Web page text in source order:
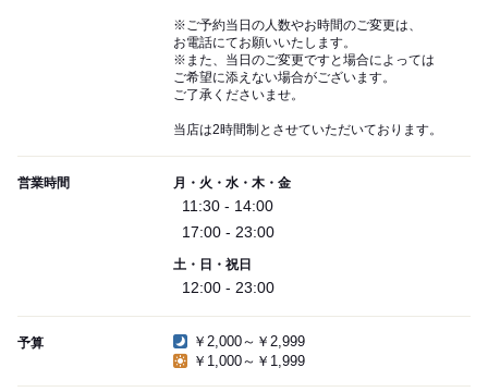
※ご予約当日の人数やお時間のご変更は、
お電話にてお願いいたします。
※また、当日のご変更ですと場合によっては
ご希望に添えない場合がございます。
ご了承くださいませ。
当店は2時間制とさせていただいております。
営業時間 月・火・水・木・金
11:30 - 14:00
17:00 - 23:00
土・日・祝日
12:00 - 23:00
予算
￥2,000～￥2,999
￥1,000～￥1,999